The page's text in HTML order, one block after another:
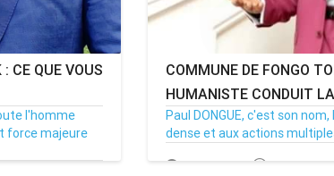
CE QUE VOUS
l'homme
force majeure
COMMUNE DE FONGO
HUMANISTE CONDUIT
Paul DONGUE, c'est son
dense et aux actions
29/01/20 Par
avec GESPROS pour
un métier
Devenez infographiste
de formation pratique.
janvier 2022